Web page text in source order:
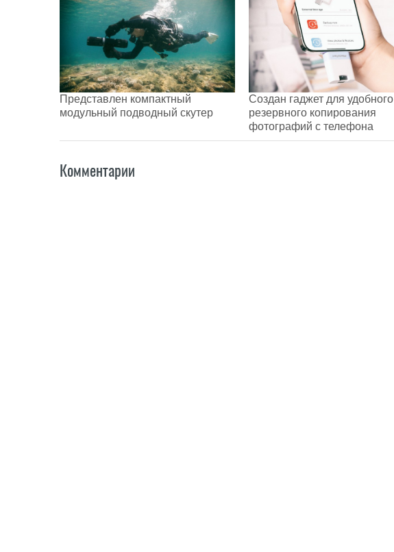
Представлен компактный
модульный подводный скутер
Создан гаджет для удобного
резервного копирования
фотографий с телефона
Комментарии